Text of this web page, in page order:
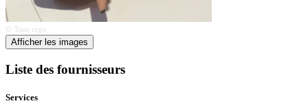
© Tous ergo
Afficher les images
Liste des fournisseurs
Services